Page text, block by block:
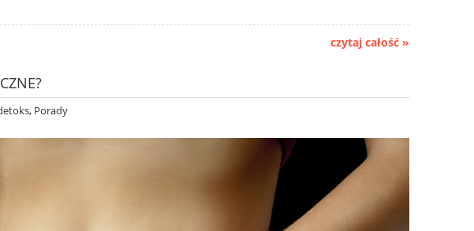
czytaj całość »
, Porady